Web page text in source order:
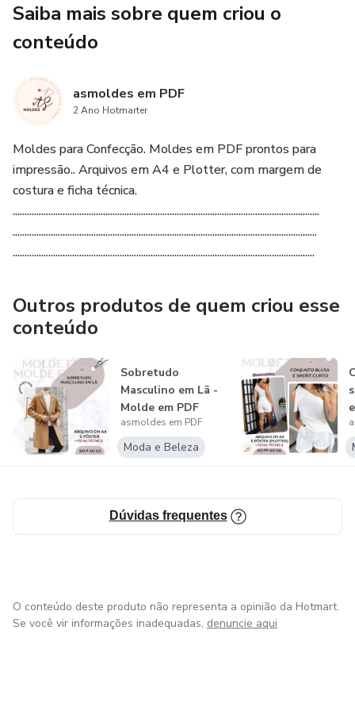
Saiba mais sobre quem criou o
conteúdo
asmoldes em PDF
2 Ano Hotmarter
Moldes para Confecção. Moldes em PDF prontos para
impressão.. Arquivos em A4 e Plotter, com margem de
costura e ficha técnica.
.................................................................................................................................
................................................................................................................................
...............................................................................................................................
Outros produtos de quem criou esse
conteúdo
Sobretudo
Masculino em Lã -
Molde em PDF
asmoldes em PDF
Moda e Beleza
Dúvidas frequentes
O conteúdo deste produto não representa a opinião da Hotmart.
Se você vir informações inadequadas, denuncie aqui